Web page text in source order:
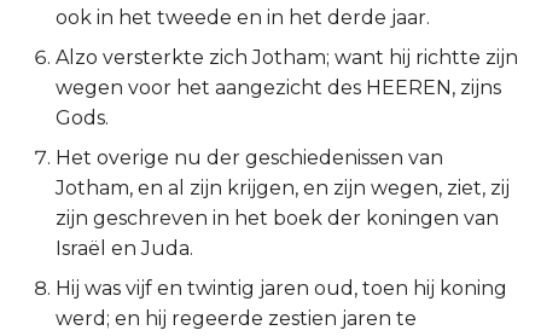
2 Thessalonicenzen
1 Timótheüs
2 Timótheüs
Filémon
Hebreeën
ook in het tweede en in het derde jaar.
Alzo versterkte zich Jotham; want hij richtte zijn
wegen voor het aangezicht des HEEREN, zijns
Gods.
Het overige nu der geschiedenissen van
Jotham, en al zijn krijgen, en zijn wegen, ziet, zij
zijn geschreven in het boek der koningen van
Israël en Juda.
Hij was vijf en twintig jaren oud, toen hij koning
werd; en hij regeerde zestien jaren te